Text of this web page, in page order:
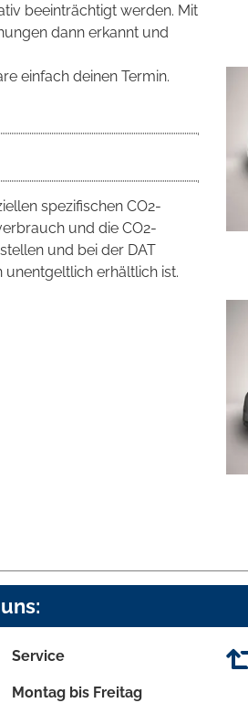
beeinträchtigt werden. Mit
dann erkannt und
einfach deinen Termin.
spezifischen CO2-
und die CO2-
und bei der DAT
erhältlich ist.
Service
Montag bis Freitag